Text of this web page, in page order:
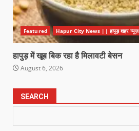
Featured Hapur City News || हापुड़ शहर न्यूज़
हापुड़ में खूब बिक रहा है मिलावटी बेसन
August 6, 2026
SEARCH